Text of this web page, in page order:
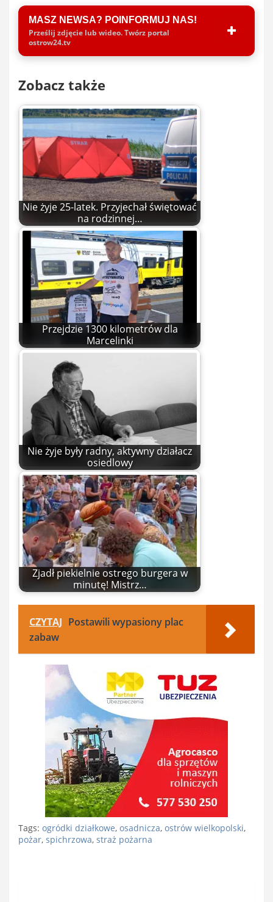
MASZ NEWSA? POINFORMUJ NAS!
Prześlij zdjęcie lub wideo. Twórz portal
ostrow24.tv
Zobacz także
Nie żyje 25-latek. Przyjechał świętować
na rodzinnej…
Przejdzie 1300 kilometrów dla
Marcelinki
Nie żyje były radny, aktywny działacz
osiedlowy
Zjadł piekielnie ostrego burgera w
minutę! Mistrz…
CZYTAJ Postawili wypasiony plac
zabaw
Tags: ogródki działkowe, osadnicza, ostrów wielkopolski,
pożar, spichrzowa, straż pożarna